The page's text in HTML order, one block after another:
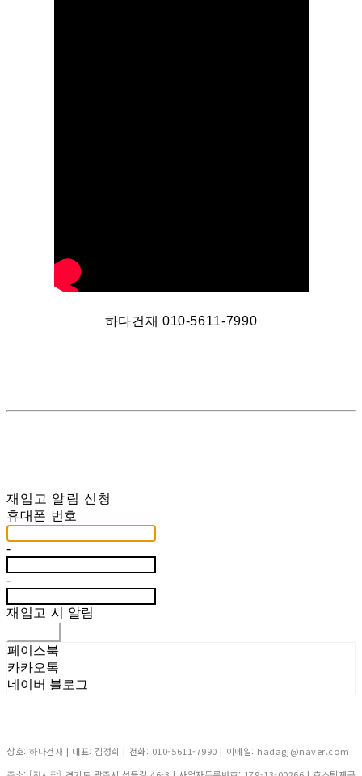
하다건재 010-5611-7990
재입고 알림 신청
휴대폰 번호
-
-
재입고 시 알림
페이스북
카카오톡
네이버 블로그
상호: 하다건재 | 대표: 김정희 | 전화: 010-5611-7990 | 이메일: hadagj@naver.com